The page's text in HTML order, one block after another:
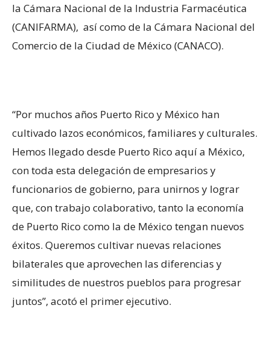
la Cámara Nacional de la Industria Farmacéutica
(CANIFARMA), así como de la Cámara Nacional del
Comercio de la Ciudad de México (CANACO).
“Por muchos años Puerto Rico y México han
cultivado lazos económicos, familiares y culturales.
Hemos llegado desde Puerto Rico aquí a México,
con toda esta delegación de empresarios y
funcionarios de gobierno, para unirnos y lograr
que, con trabajo colaborativo, tanto la economía
de Puerto Rico como la de México tengan nuevos
éxitos. Queremos cultivar nuevas relaciones
bilaterales que aprovechen las diferencias y
similitudes de nuestros pueblos para progresar
juntos”, acotó el primer ejecutivo.